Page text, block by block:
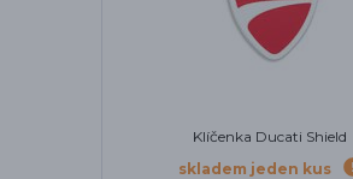
Klíčenka Ducati Shield
skladem jeden kus